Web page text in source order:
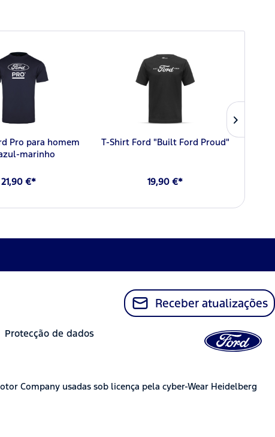
Pro para homem
marinho
21,90 €*
T-Shirt Ford "Built Ford Proud"
19,90 €*
Receber atualizações
Protecção de dados
Company usadas sob licença pela cyber-Wear Heidelberg